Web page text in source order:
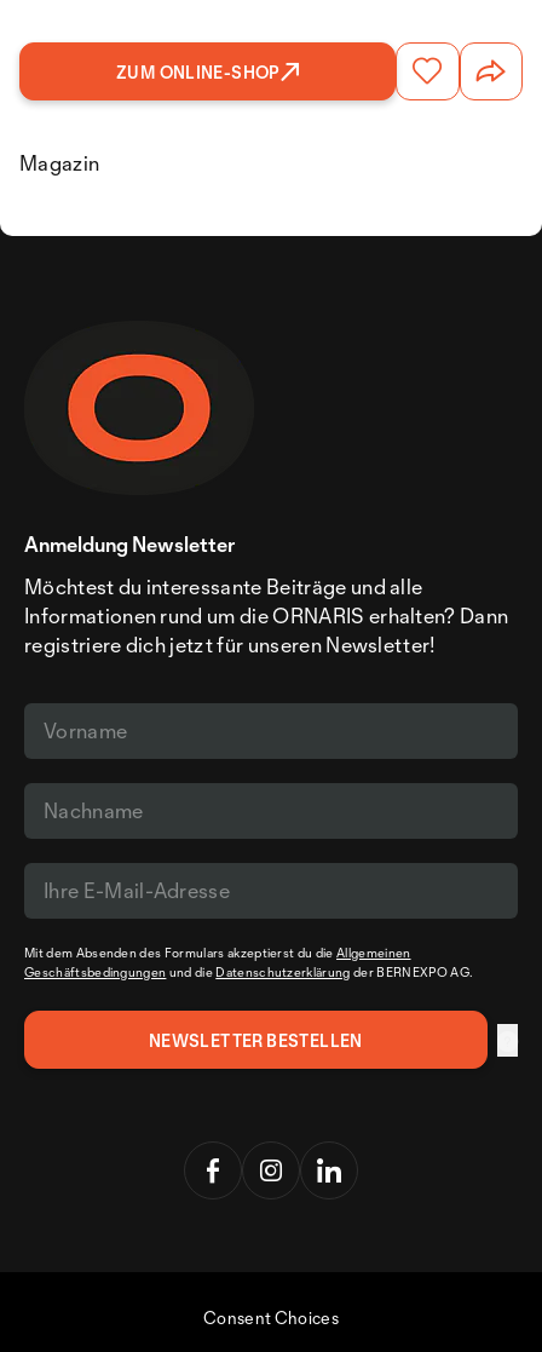
ZUM ONLINE-SHOP
Magazin
Anmeldung Newsletter
Möchtest du interessante Beiträge und alle
Informationen rund um die ORNARIS erhalten? Dann
registriere dich jetzt für unseren Newsletter!
Mit dem Absenden des Formulars akzeptierst du dieAllgemeinen
Geschäftsbedingungen und die Datenschutzerklärung der BERNEXPO AG.
Consent Choices